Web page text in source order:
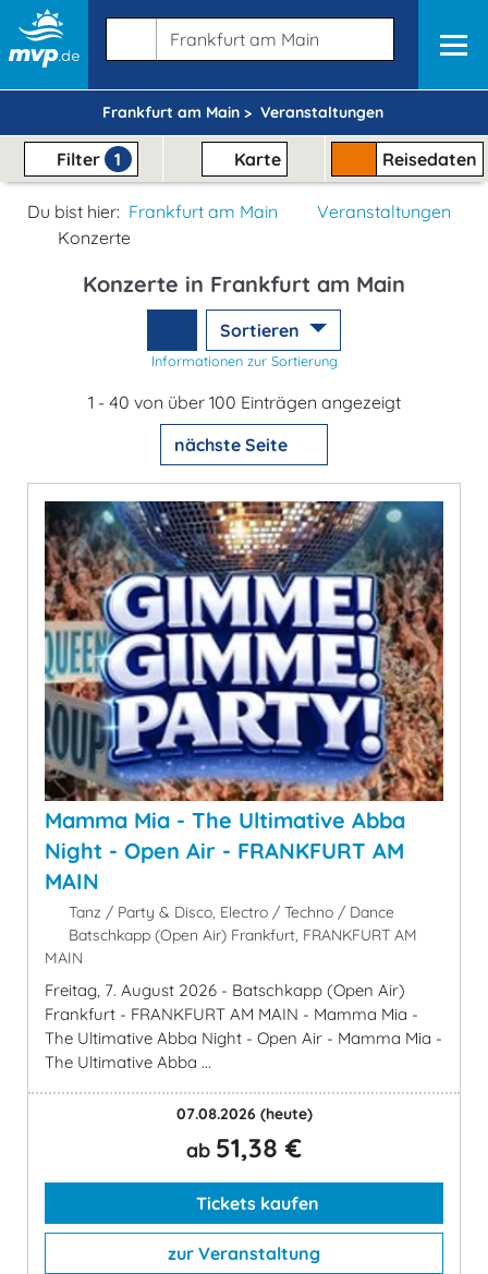
Frankfurt am Main > Veranstaltungen
Filter 1 Karte Reisedaten
Du bist hier: Frankfurt am Main
Veranstaltungen
Konzerte
Konzerte in Frankfurt am Main
Sortieren
Informationen zur Sortierung
1 - 40 von über 100 Einträgen angezeigt
nächste Seite
Mamma Mia - The Ultimative Abba
Night - Open Air - FRANKFURT AM
MAIN
Tanz / Party & Disco, Electro / Techno / Dance
Batschkapp (Open Air) Frankfurt, FRANKFURT AM
MAIN
Freitag, 7. August 2026 - Batschkapp (Open Air)
Frankfurt - FRANKFURT AM MAIN - Mamma Mia -
The Ultimative Abba Night - Open Air - Mamma Mia -
The Ultimative Abba ...
07.08.2026 (heute)
ab 51,38 €
Tickets kaufen
zur Veranstaltung